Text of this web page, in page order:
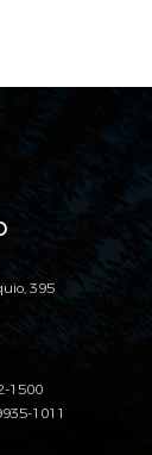
395
1500
1011